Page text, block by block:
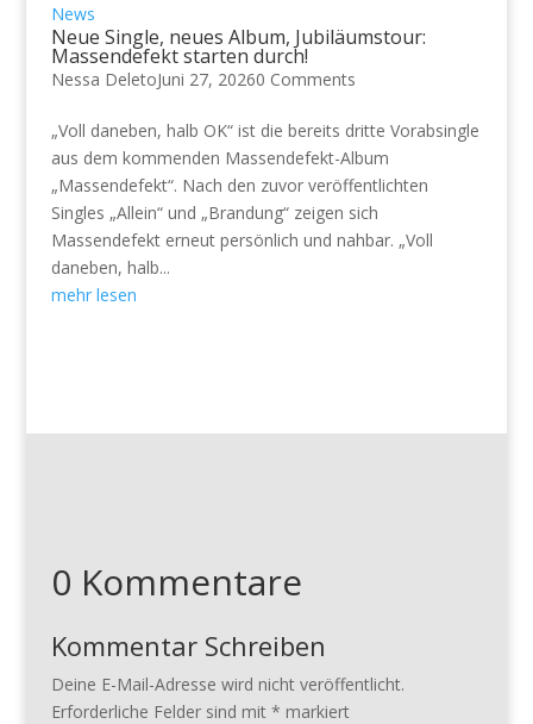
News
Neue Single, neues Album, Jubiläumstour:
Massendefekt starten durch!
Nessa DeletoJuni 27, 20260 Comments
„Voll daneben, halb OK“ ist die bereits dritte Vorabsingle
aus dem kommenden Massendefekt-Album
„Massendefekt“. Nach den zuvor veröffentlichten
Singles „Allein“ und „Brandung“ zeigen sich
Massendefekt erneut persönlich und nahbar. „Voll
daneben, halb...
mehr lesen
0 Kommentare
Kommentar Schreiben
Deine E-Mail-Adresse wird nicht veröffentlicht.
Erforderliche Felder sind mit * markiert